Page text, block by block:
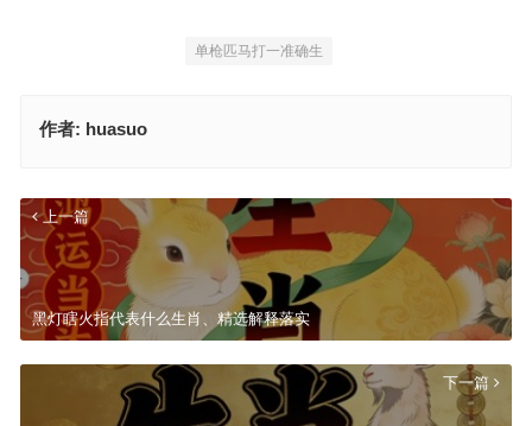
单枪匹马打一准确生
作者: huasuo
上一篇
黑灯瞎火指代表什么生肖、精选解释落实
下一篇